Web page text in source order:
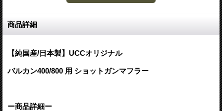
商品詳細
【純国産/日本製】UCCオリジナル
バルカン400/800 用 ショットガンマフラー
ー商品詳細ー